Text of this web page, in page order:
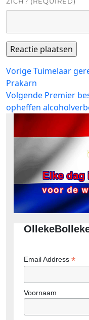
Bericht
navigatie
VorigeVorig
bericht:
Tuimelaar
Prakarn
Volgende Volgend
bericht:
Premier
opheffen
Email Address *
Voornaam